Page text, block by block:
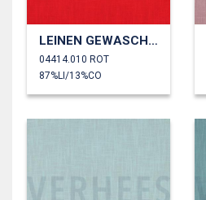
LEINEN GEWASCHEN 230 GM2
04414.010 ROT
87%LI/13%CO